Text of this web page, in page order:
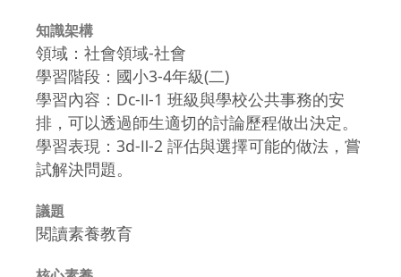
知識架構
領域：社會領域-社會
學習階段：國小3-4年級(二)
學習內容：Dc-Ⅱ-1 班級與學校公共事務的安
排，可以透過師生適切的討論歷程做出決定。
學習表現：3d-Ⅱ-2 評估與選擇可能的做法，嘗
試解決問題。
議題
閱讀素養教育